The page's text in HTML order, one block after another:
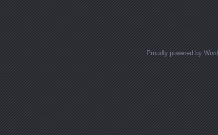
Proudly powered by